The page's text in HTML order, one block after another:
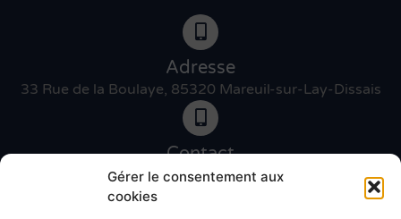
Gérer le consentement aux
cookies
Adresse
33 Rue de la Boulaye, 85320 Mareuil-sur-Lay-Dissais
Contact
06 46 27 89 83